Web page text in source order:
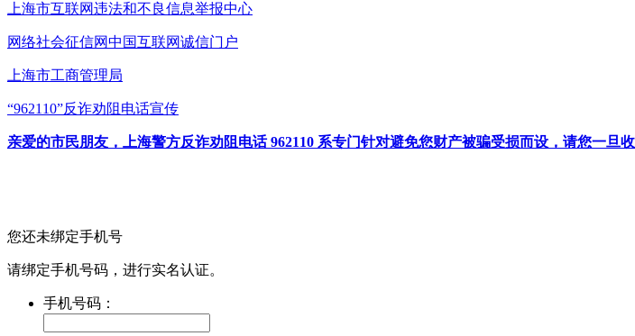
上海市互联网违法和不良信息举报中心
网络社会征信网中国互联网诚信门户
上海市工商管理局
“962110”反诈劝阻电话宣传
亲爱的市民朋友，上海警方反诈劝阻电话 962110 系专门针对避免您财产被骗受损而设，请您一旦
您还未绑定手机号
请绑定手机号码，进行实名认证。
手机号码：